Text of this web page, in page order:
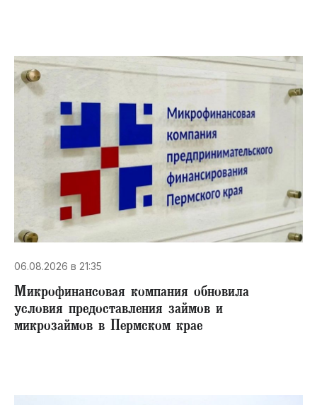
06.08.2026 в 21:35
Микрофинансовая компания обновила
условия предоставления займов и
микрозаймов в Пермском крае